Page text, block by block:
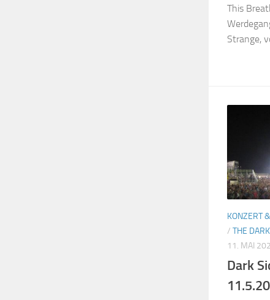
This
Strange,
KONZERT
/ THE
11. MAI
Dark